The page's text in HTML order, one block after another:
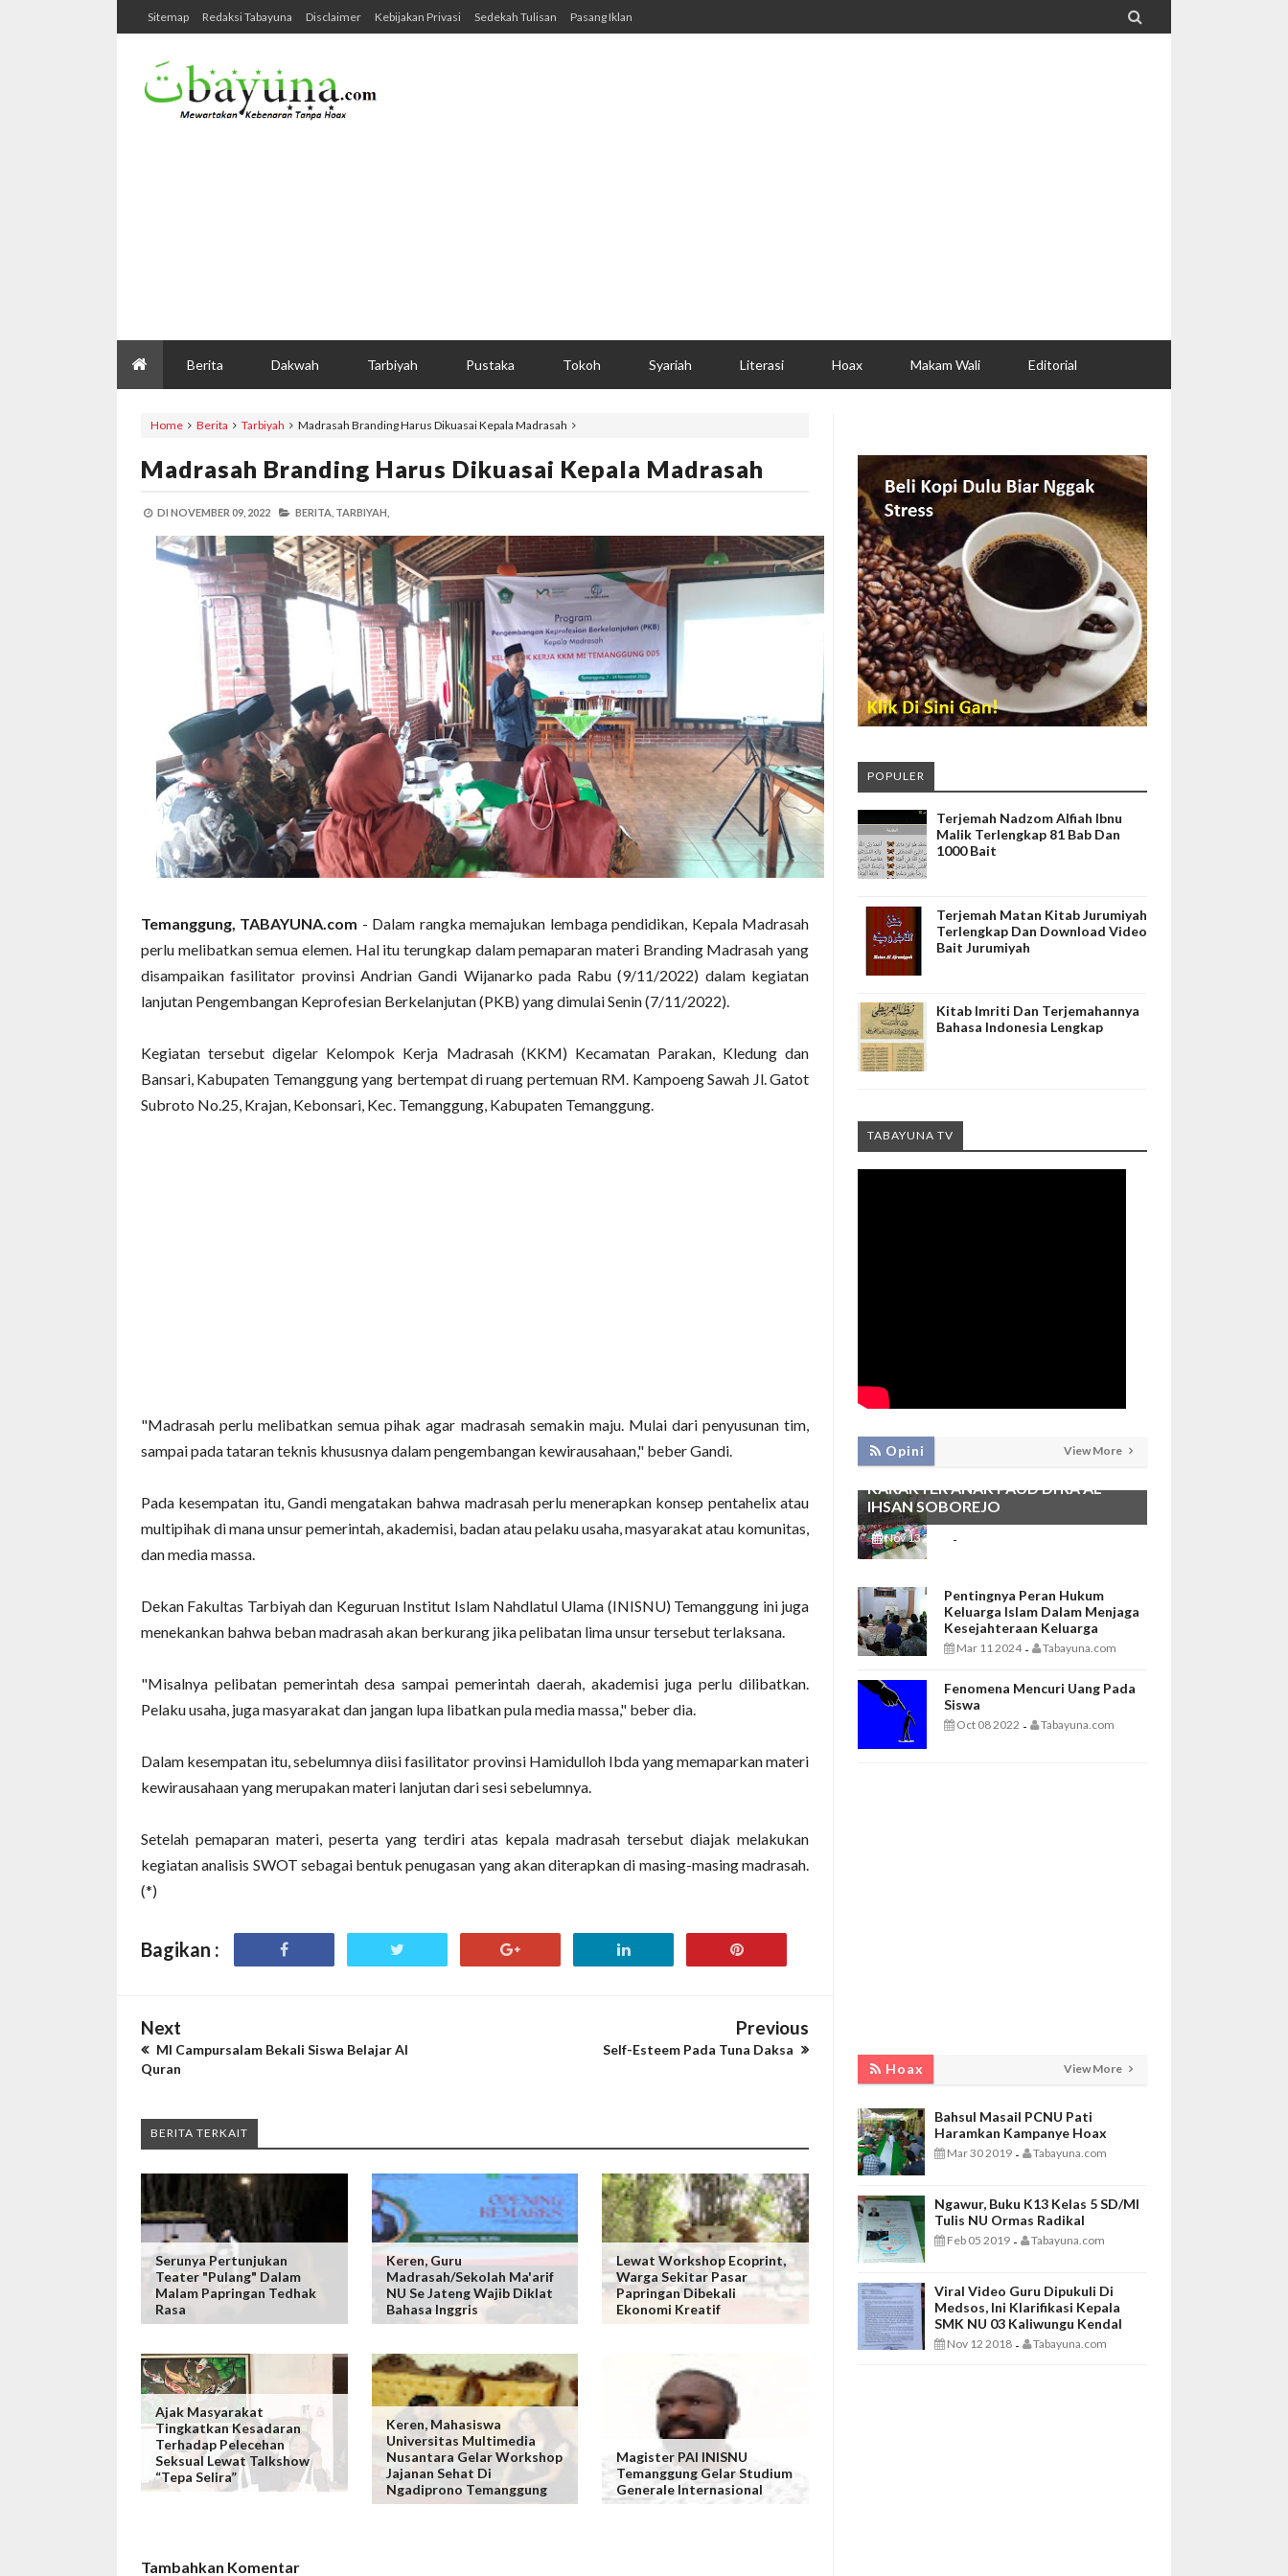
Sitemap Redaksi Tabayuna Disclaimer Kebijakan Privasi Sedekah Tulisan Pasang Iklan 
Berita Dakwah Tarbiyah Pustaka Tokoh Syariah Literasi Hoax Makam Wali Editorial
Home Berita Tarbiyah Madrasah Branding Harus Dikuasai Kepala Madrasah
Madrasah Branding Harus Dikuasai Kepala Madrasah
DI NOVEMBER 09, 2022 BERITA, TARBIYAH,
Temanggung, TABAYUNA.com - Dalam rangka memajukan lembaga pendidikan, Kepala Madrasah
perlu melibatkan semua elemen. Hal itu terungkap dalam pemaparan materi Branding Madrasah yang
disampaikan fasilitator provinsi Andrian Gandi Wijanarko pada Rabu (9/11/2022) dalam kegiatan
lanjutan Pengembangan Keprofesian Berkelanjutan (PKB) yang dimulai Senin (7/11/2022).
Kegiatan tersebut digelar Kelompok Kerja Madrasah (KKM) Kecamatan Parakan, Kledung dan
Bansari, Kabupaten Temanggung yang bertempat di ruang pertemuan RM. Kampoeng Sawah Jl. Gatot
Subroto No.25, Krajan, Kebonsari, Kec. Temanggung, Kabupaten Temanggung.
"Madrasah perlu melibatkan semua pihak agar madrasah semakin maju. Mulai dari penyusunan tim,
sampai pada tataran teknis khususnya dalam pengembangan kewirausahaan," beber Gandi.
Pada kesempatan itu, Gandi mengatakan bahwa madrasah perlu menerapkan konsep pentahelix atau
multipihak di mana unsur pemerintah, akademisi, badan atau pelaku usaha, masyarakat atau komunitas,
dan media massa.
Dekan Fakultas Tarbiyah dan Keguruan Institut Islam Nahdlatul Ulama (INISNU) Temanggung ini juga
menekankan bahwa beban madrasah akan berkurang jika pelibatan lima unsur tersebut terlaksana.
"Misalnya pelibatan pemerintah desa sampai pemerintah daerah, akademisi juga perlu dilibatkan.
Pelaku usaha, juga masyarakat dan jangan lupa libatkan pula media massa," beber dia.
Dalam kesempatan itu, sebelumnya diisi fasilitator provinsi Hamidulloh Ibda yang memaparkan materi
kewirausahaan yang merupakan materi lanjutan dari sesi sebelumnya.
Setelah pemaparan materi, peserta yang terdiri atas kepala madrasah tersebut diajak melakukan
kegiatan analisis SWOT sebagai bentuk penugasan yang akan diterapkan di masing-masing madrasah.
(*)
Bagikan :
Next
MI Campursalam Bekali Siswa Belajar Al
Quran
Previous
Self-Esteem Pada Tuna Daksa
BERITA TERKAIT
Serunya Pertunjukan
Teater "Pulang" Dalam
Malam Papringan Tedhak
Rasa
Keren, Guru
Madrasah/Sekolah Ma'arif
NU Se Jateng Wajib Diklat
Bahasa Inggris
Lewat Workshop Ecoprint,
Warga Sekitar Pasar
Papringan Dibekali
Ekonomi Kreatif
Ajak Masyarakat
Tingkatkan Kesadaran
Terhadap Pelecehan
Seksual Lewat Talkshow
“Tepa Selira”
Keren, Mahasiswa
Universitas Multimedia
Nusantara Gelar Workshop
Jajanan Sehat Di
Ngadiprono Temanggung
Magister PAI INISNU
Temanggung Gelar Studium
Generale Internasional
Tambahkan Komentar
POPULER
Terjemah Nadzom Alfiah Ibnu
Malik Terlengkap 81 Bab Dan
1000 Bait
Terjemah Matan Kitab Jurumiyah
Terlengkap Dan Download Video
Bait Jurumiyah
Kitab Imriti Dan Terjemahannya
Bahasa Indonesia Lengkap
TABAYUNA TV
Opini View More
PEMBIASAAN SHALAT DHUHA DAN
MENGAJI SEBAGAI FONDASI
KARAKTER ANAK PAUD DI RA AL
IHSAN SOBOREJO
Nov 13 2025 -
Pentingnya Peran Hukum
Keluarga Islam Dalam Menjaga
Kesejahteraan Keluarga
Mar 11 2024 - Tabayuna.com
Fenomena Mencuri Uang Pada
Siswa
Oct 08 2022 - Tabayuna.com
Hoax View More
Bahsul Masail PCNU Pati
Haramkan Kampanye Hoax
Mar 30 2019 - Tabayuna.com
Ngawur, Buku K13 Kelas 5 SD/MI
Tulis NU Ormas Radikal
Feb 05 2019 - Tabayuna.com
Viral Video Guru Dipukuli Di
Medsos, Ini Klarifikasi Kepala
SMK NU 03 Kaliwungu Kendal
Nov 12 2018 - Tabayuna.com